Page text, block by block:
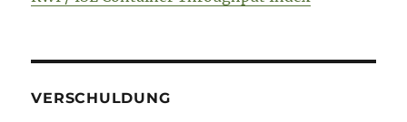
VERSCHULDUNG